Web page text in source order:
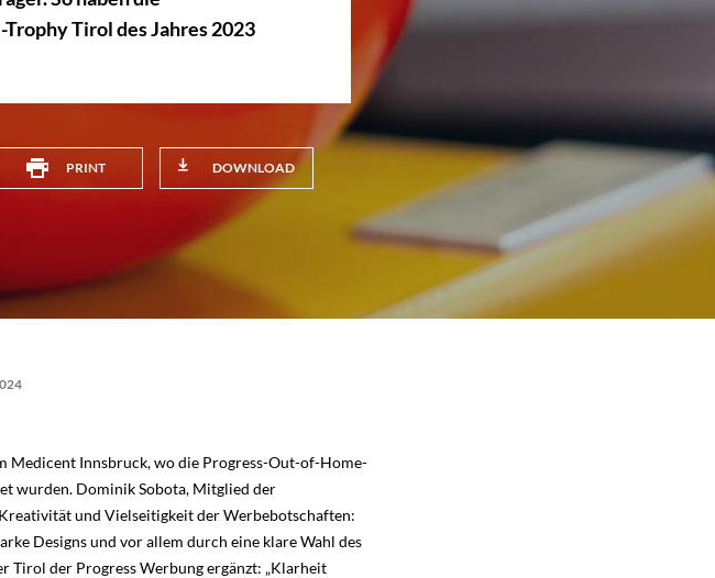
Tirol des Jahres 2023
PRINT DOWNLOAD
Medicent Innsbruck, wo die Progress-Out-of-Home-
wurden. Dominik Sobota, Mitglied der
und Vielseitigkeit der Werbebotschaften:
Designs und vor allem durch eine klare Wahl des
Tirol der Progress Werbung ergänzt: „Klarheit